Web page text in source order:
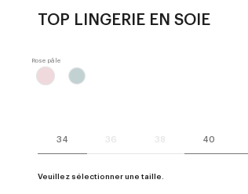
TOP LINGERIE EN SOIE
34 36 38 40
Veuillez sélectionner une taille.